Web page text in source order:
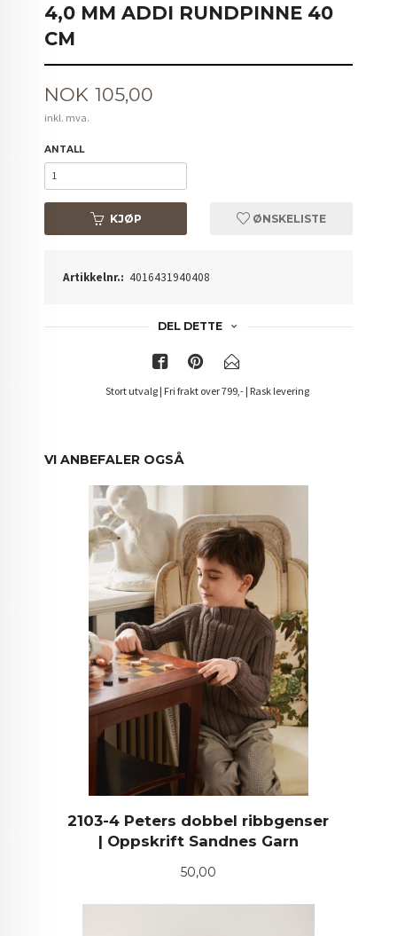
4,0 MM ADDI RUNDPINNE 40
CM
Pris
NOK 105,00
inkl. mva.
ANTALL
KJØP ØNSKELISTE
Artikkelnr.: 4016431940408
DEL DETTE
Stort utvalg | Fri frakt over 799,- | Rask levering
VI ANBEFALER OGSÅ
2103-4 Peters dobbel ribbgenser
| Oppskrift Sandnes Garn
Pris
50,00